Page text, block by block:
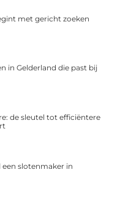
met gericht zoeken
in Gelderland die past bij
de sleutel tot efficiëntere
een slotenmaker in